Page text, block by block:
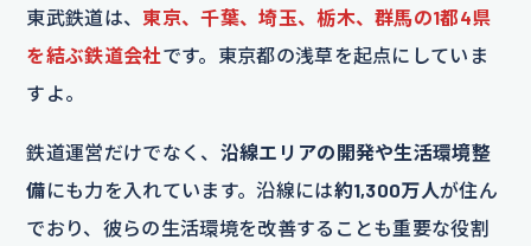
東武鉄道は、 東京、千葉、埼玉、栃木、群馬の1都4県
を結ぶ鉄道会社です。東京都の浅草を起点にしていま
すよ。
鉄道運営だけでなく、 沿線エリアの開発や生活環境整
備にも力を入れています。沿線には約1,300万人が住ん
でおり、彼らの生活環境を改善することも重要な役割